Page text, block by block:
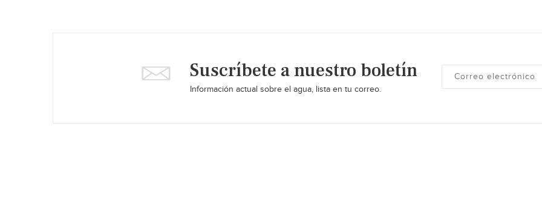
Suscríbete a nuestro boletín
Información actual sobre el agua, lista en tu correo.